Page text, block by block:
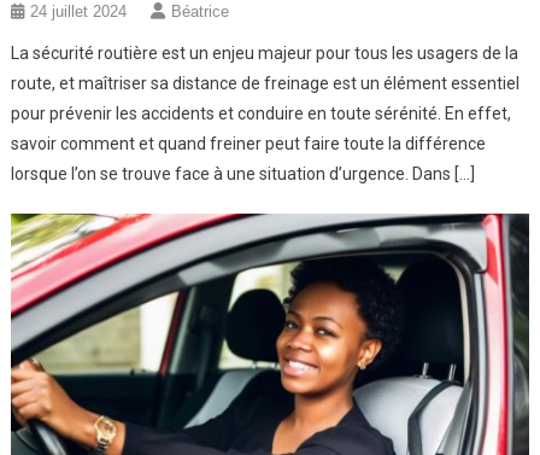
24 juillet 2024 Béatrice
La sécurité routière est un enjeu majeur pour tous les usagers de la
route, et maîtriser sa distance de freinage est un élément essentiel
pour prévenir les accidents et conduire en toute sérénité. En effet,
savoir comment et quand freiner peut faire toute la différence
lorsque l’on se trouve face à une situation d’urgence. Dans […]